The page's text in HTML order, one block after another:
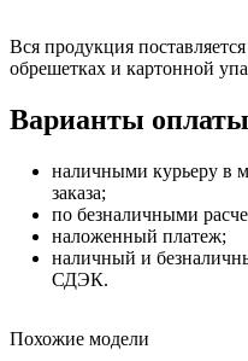
Вся продукция
обрешетках и картонной
Варианты оплаты
наличными курьеру в
заказа;
по безналичными
наложенный платеж;
наличный и
СДЭК.
Похожие модели